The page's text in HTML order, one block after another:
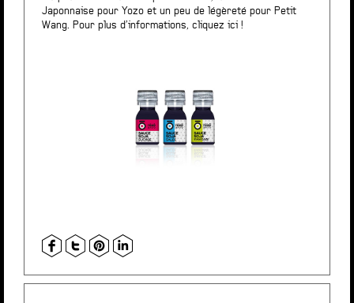
Japonnaise pour Yozo et un peu de légèreté pour Petit
Wang. Pour plus d’informations, cliquez ici !